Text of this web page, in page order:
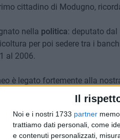
Il
Noi e i nostri 1733 partner
trattiamo dati personali, come
e contenuti personalizzati,
cittadino di Modugno,
nella politica: deputato dal
per poi sedere tra i
al 2006.
è legato fortemente alla
all'impegno di alcuni
Maria Capitaneo va il